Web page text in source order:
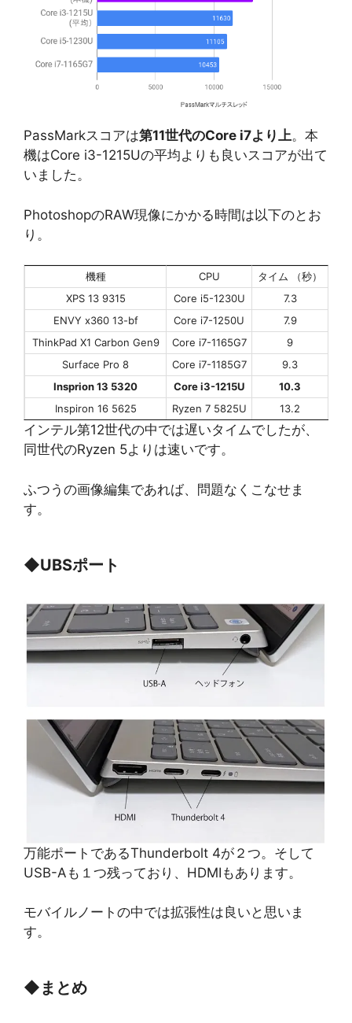
PassMarkスコアは第11世代のCore i7より上。本
機はCore i3-1215Uの平均よりも良いスコアが出て
いました。
PhotoshopのRAW現像にかかる時間は以下のとお
り。
機種 CPU
タイム （秒）
XPS 13 9315
Core i5-1230U
7.3
ENVY x360 13-bf
Core i7-1250U
7.9
ThinkPad X1 Carbon Gen9
Core i7-1165G7
9
Surface Pro 8
Core i7-1185G7
9.3
Insprion 13 5320
Core i3-1215U
10.3
Inspiron 16 5625
Ryzen 7 5825U 13.2
インテル第12世代の中では遅いタイムでしたが、
同世代のRyzen 5よりは速いです。
ふつうの画像編集であれば、問題なくこなせま
す。
◆UBSポート
万能ポートであるThunderbolt 4が２つ。そして
USB-Aも１つ残っており、HDMIもあります。
モバイルノートの中では拡張性は良いと思いま
す。
◆ まとめ